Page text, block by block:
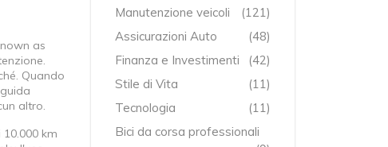
as
.
Quando
altro.
km
Manutenzione veicoli
(121)
Assicurazioni Auto
(48)
Finanza e Investimenti
(42)
Stile di Vita
(11)
Tecnologia
(11)
Bici da corsa professionali